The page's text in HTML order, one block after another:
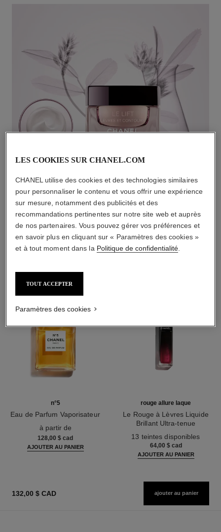
L'ACCORD PARFAIT
n°5
Eau de Parfum Vaporisateur
Réf. 125530
à partir de
128,00 $ cad
AJOUTER AU PANIER
rouge allure laque
Le Rouge à Lèvres Liquide
Brillant Ultra-tenue
Réf. 151558
13 teintes disponibles
64,00 $ cad
AJOUTER AU PANIER
132,00 $ CAD ajouter au panier
LES COOKIES SUR CHANEL.COM
CHANEL utilise des cookies et des technologies similaires
pour personnaliser le contenu et vous offrir une expérience
sur mesure, notamment des publicités et des
recommandations pertinentes sur notre site web et auprès
de nos partenaires. Vous pouvez gérer vos préférences et
en savoir plus en cliquant sur « Paramètres des cookies »
et à tout moment dans la Politique de confidentialité.
TOUT ACCEPTER
Paramètres des cookies